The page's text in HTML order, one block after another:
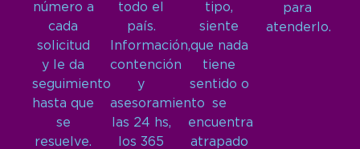
número a
cada
solicitud
y le da
seguimiento
hasta que
se
resuelve.
todo el
país.
Información,
contención
y
asesoramiento
las 24 hs,
los 365
tipo,
siente
que nada
tiene
sentido o
se
encuentra
atrapado
para
atenderlo.